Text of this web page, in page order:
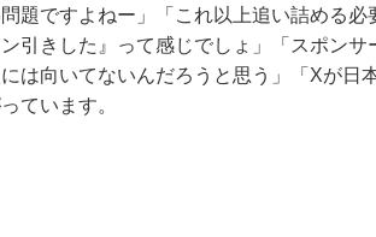
題ですよねー」「これ以上追い詰める
ン引きした』って感じでしょ」「スポン
は向いてないんだろうと思う」「Xが日
っています。